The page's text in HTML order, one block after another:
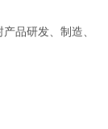
品研发、制造、